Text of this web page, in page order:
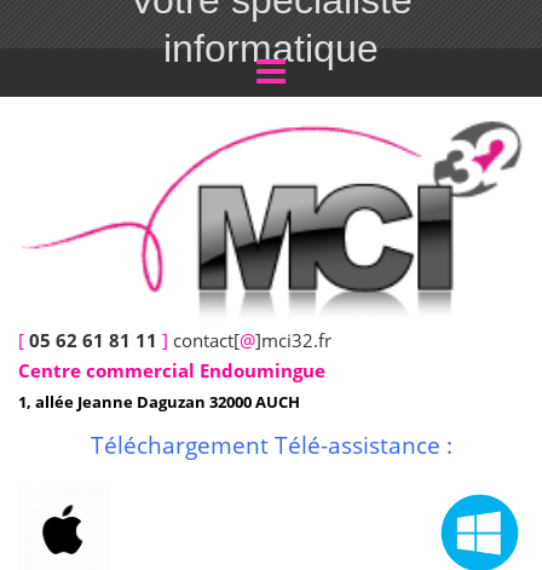
informatique
[ 05 62 61 81 11 ] contact[@]mci32.fr
Centre commercial Endoumingue
1, allée Jeanne Daguzan 32000 AUCH
Téléchargement Télé-assistance :